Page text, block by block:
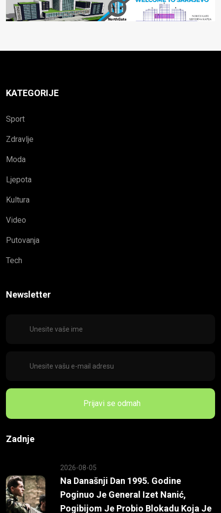
KATEGORIJE
Sport
Zdravlje
Moda
Ljepota
Kultura
Video
Putovanja
Tech
Newsletter
Prijavi se odmah
Zadnje
2026-08-05
Na Današnji Dan 1995. Godine
Poginuo Je General Izet Nanić,
Pogibijom Je Probio Blokadu Koja Je